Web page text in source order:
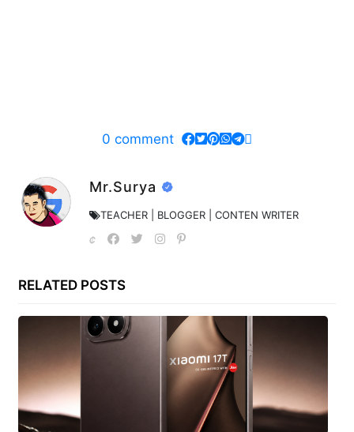
0 comment
Mr.Surya
TEACHER | BLOGGER | CONTEN WRITER
RELATED POSTS